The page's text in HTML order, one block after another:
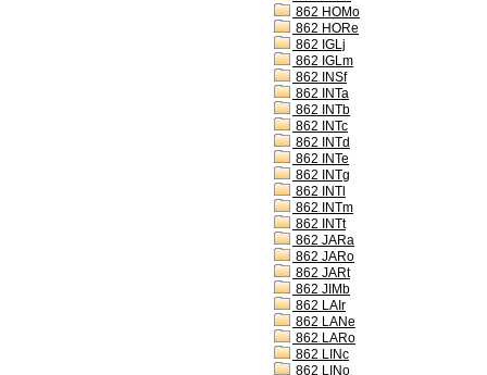
862 HOMo
862 HORe
862 IGLj
862 IGLm
862 INSf
862 INTa
862 INTb
862 INTc
862 INTd
862 INTe
862 INTg
862 INTl
862 INTm
862 INTt
862 JARa
862 JARo
862 JARt
862 JIMb
862 LAIr
862 LANe
862 LARo
862 LINc
862 LINo